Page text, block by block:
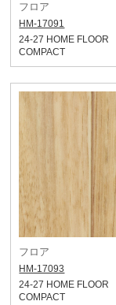
フロア
HM-17091
24-27 HOME FLOOR
COMPACT
フロア
HM-17093
24-27 HOME FLOOR
COMPACT